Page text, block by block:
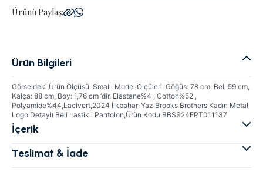
Ürünü Paylaş:
Ürün Bilgileri
Görseldeki Ürün Ölçüsü: Small, Model Ölçüleri: Göğüs: 78 cm, Bel: 59 cm,
Kalça: 88 cm, Boy: 1,76 cm ‘dir. Elastane%4 , Cotton%52 ,
Polyamide%44,Lacivert,2024 İlkbahar-Yaz Brooks Brothers Kadın Metal
Logo Detaylı Beli Lastikli Pantolon,Ürün Kodu:BBSS24FPT011137
İçerik
Teslimat & İade